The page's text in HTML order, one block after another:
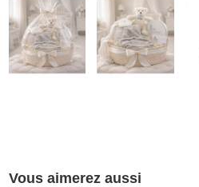
Vous aimerez aussi